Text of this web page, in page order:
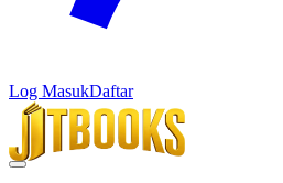
Log MasukDaftar